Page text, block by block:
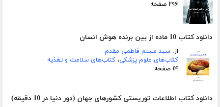
۲۹۶ صفحه
دانلود کتاب 10 ماده از بین برنده هوش انسان
از: سید مسلم فاطمی مقدم
کتاب‌های علوم پزشکی، کتاب‌های سلامت و تغذیه
۱۴ صفحه
دانلود کتاب اطلاعات توریستی کشورهای جهان (دور دنیا در 10 دقیقه)